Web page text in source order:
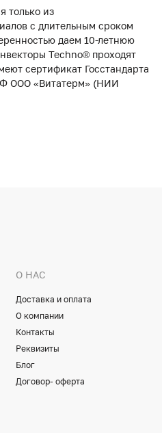
только из
с длительным сроком
даем 10-летнюю
Techno® проходят
сертификат Госстандарта
ООО «Витатерм» (НИИ
О НАС
Доставка и оплата
О компании
Контакты
Реквизиты
Блог
Договор- оферта